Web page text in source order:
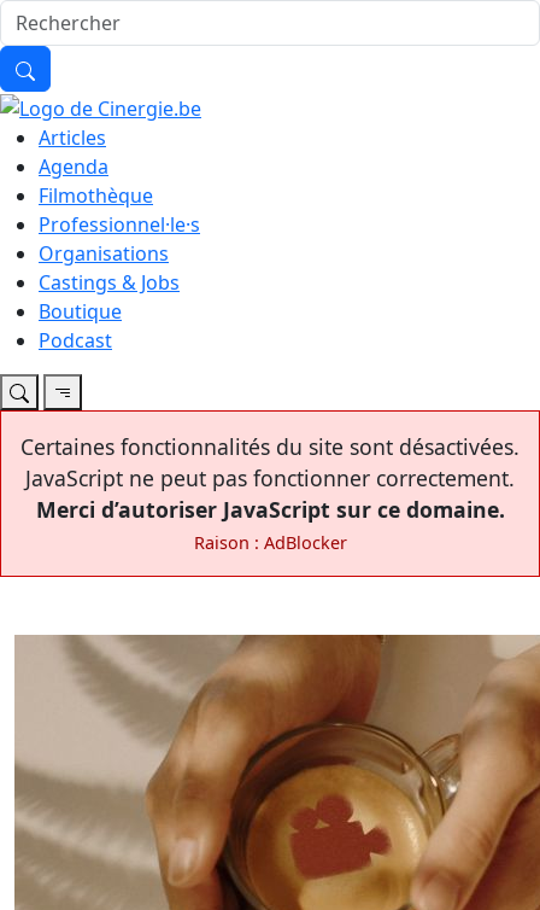
Articles
Agenda
Filmothèque
Professionnel·le·s
Organisations
Castings & Jobs
Boutique
Podcast
Certaines fonctionnalités du site sont désactivées.
JavaScript ne peut pas fonctionner correctement.
Merci d’autoriser JavaScript sur ce domaine.
Raison : AdBlocker